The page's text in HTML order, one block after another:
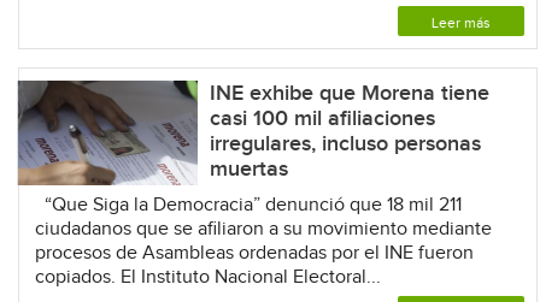
Leer más
INE exhibe que Morena tiene
casi 100 mil afiliaciones
irregulares, incluso personas
muertas
“Que Siga la Democracia” denunció que 18 mil 211
ciudadanos que se afiliaron a su movimiento mediante
procesos de Asambleas ordenadas por el INE fueron
copiados. El Instituto Nacional Electoral...